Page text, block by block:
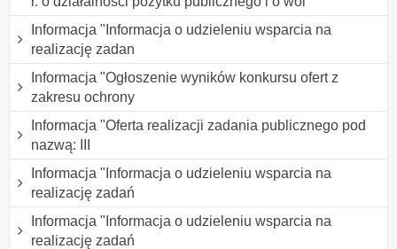
Informacja "Informacja o udzieleniu wsparcia na
realizację zadan
Informacja "Ogłoszenie wyników konkursu ofert z
zakresu ochrony
Informacja "Oferta realizacji zadania publicznego pod
nazwą: III
Informacja "Informacja o udzieleniu wsparcia na
realizację zadań
Informacja "Informacja o udzieleniu wsparcia na
realizację zadań